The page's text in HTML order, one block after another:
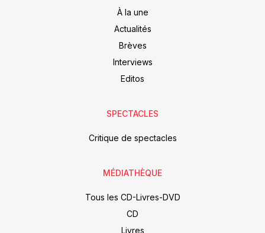
À la une
Actualités
Brèves
Interviews
Editos
SPECTACLES
Critique de spectacles
MÉDIATHÈQUE
Tous les CD-Livres-DVD
CD
Livres